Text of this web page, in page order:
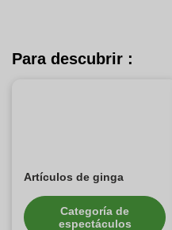
Para descubrir :
Artículos de ginga
Categoría de
espectáculos